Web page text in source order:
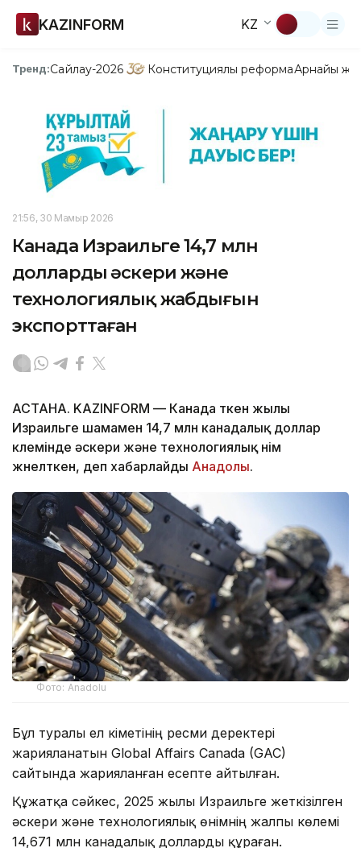
KAZINFORM KZ
Тренд:Сайлау-2026 Конституциялық реформаАрнайы
21:56, 30 Мамыр 2026
Канада Израильге 14,7 млн
доллардың әскери және
технологиялық жабдығын
экспорттаған
АСТАНА. KAZINFORM — Канада өткен жылы
Израильге шамамен 14,7 млн канадалық доллар
көлемінде әскери және технологиялық өнім
жөнелткен, деп хабарлайды Анадолы.
Фото: Anadolu
Бұл туралы ел үкіметінің ресми деректері
жарияланатын Global Affairs Canada (GAC)
сайтында жарияланған есепте айтылған.
Құжатқа сәйкес, 2025 жылы Израильге жеткізілген
әскери және технологиялық өнімнің жалпы көлемі
14,671 млн канадалық долларды құраған.